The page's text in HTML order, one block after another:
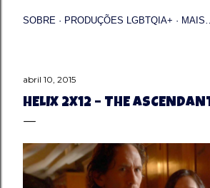
SOBRE PRODUÇÕES LGBTQIA+
abril 10, 2015
HELIX 2X12 – THE